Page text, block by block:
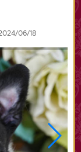
06/18